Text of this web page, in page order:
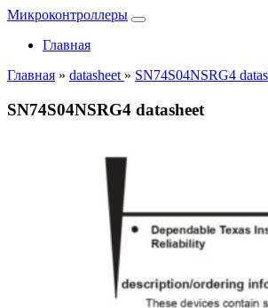
Микроконтроллеры
Главная
Главная » datasheet » SN74S04NSRG4
SN74S04NSRG4 datasheet